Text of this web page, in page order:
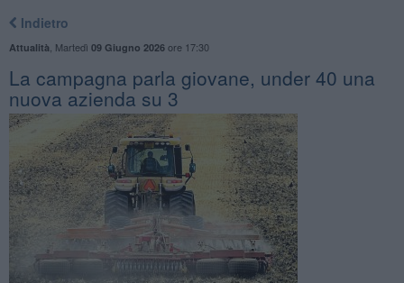
Indietro
Attualità Martedì 09 Giugno 2026ore 17:30
La campagna parla giovane, under 40 una
nuova azienda su 3